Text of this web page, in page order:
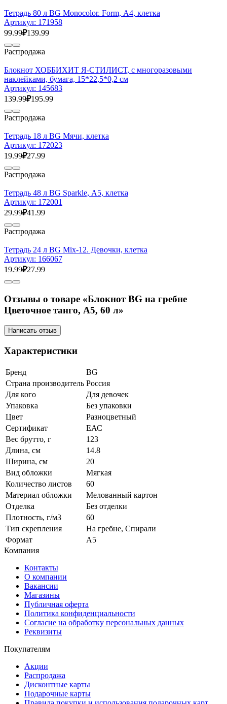
Тетрадь 80 л BG Monocolor. Form, А4, клетка
Артикул: 171958
99.99₽139.99
Распродажа
Блокнот ХОББИХИТ Я-СТИЛИСТ, с многоразовыми
наклейками, бумага, 15*22,5*0,2 см
Артикул: 145683
139.99₽195.99
Распродажа
Тетрадь 18 л BG Мячи, клетка
Артикул: 172023
19.99₽27.99
Распродажа
Тетрадь 48 л BG Sparkle, А5, клетка
Артикул: 172001
29.99₽41.99
Распродажа
Тетрадь 24 л BG Mix-12. Девочки, клетка
Артикул: 166067
19.99₽27.99
Отзывы о товаре «Блокнот BG на гребне
Цветочное танго, А5, 60 л»
Написать отзыв
Характеристики
Бренд
BG
Страна производитель Россия
Для кого
Для девочек
Упаковка
Без упаковки
Цвет
Разноцветный
Сертификат
ЕАС
Вес брутто, г
123
Длина, см
14.8
Ширина, см
20
Вид обложки
Мягкая
Количество листов
60
Материал обложки
Мелованный картон
Отделка
Без отделки
Плотность, г/м3
60
Тип скрепления
На гребне, Спирали
Формат
A5
Компания
Контакты
О компании
Вакансии
Магазины
Публичная оферта
Политика конфиденциальности
Согласие на обработку персональных данных
Реквизиты
Покупателям
Акции
Распродажа
Дисконтные карты
Подарочные карты